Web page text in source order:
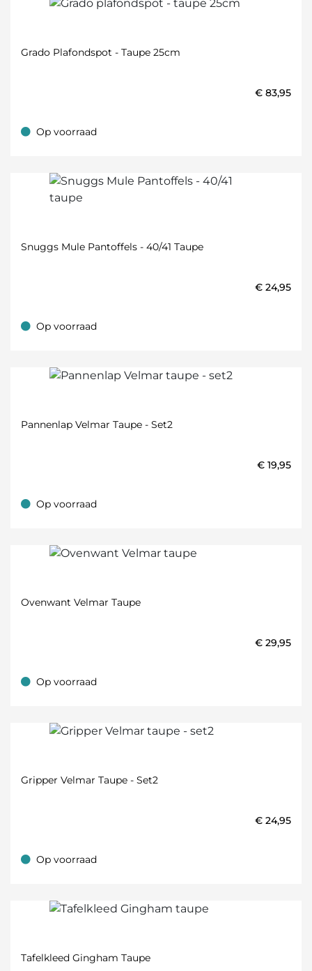
Grado Plafondspot - Taupe 25cm
€ 83,95
Op voorraad
Op voorraad
Snuggs Mule Pantoffels - 40/41 Taupe
€ 24,95
Op voorraad
Op voorraad
Pannenlap Velmar Taupe - Set2
€ 19,95
Op voorraad
Op voorraad
Ovenwant Velmar Taupe
€ 29,95
Op voorraad
Op voorraad
Gripper Velmar Taupe - Set2
€ 24,95
Op voorraad
Op voorraad
Tafelkleed Gingham Taupe